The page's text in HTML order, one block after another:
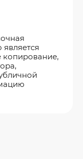
копирование,